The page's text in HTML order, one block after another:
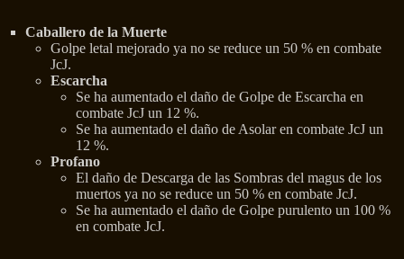
Caballero de la Muerte
Golpe letal mejorado ya no se reduce un 50 % en combate
JcJ.
Escarcha
Se ha aumentado el daño de Golpe de Escarcha en
combate JcJ un 12 %.
Se ha aumentado el daño de Asolar en combate JcJ un
12 %.
Profano
El daño de Descarga de las Sombras del magus de los
muertos ya no se reduce un 50 % en combate JcJ.
Se ha aumentado el daño de Golpe purulento un 100 %
en combate JcJ.